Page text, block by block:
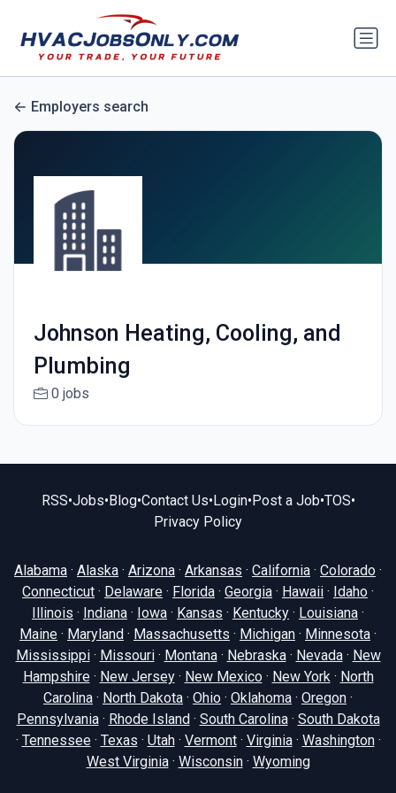
Employers search
Johnson Heating, Cooling, and
Plumbing
0 jobs
RSS•Jobs• Blog•Contact Us• Login• Post a Job•TOS•
Privacy Policy
Alabama · Alaska · Arizona · Arkansas · California · Colorado ·
Connecticut · Delaware · Florida · Georgia · Hawaii · Idaho ·
Illinois · Indiana · Iowa · Kansas · Kentucky · Louisiana ·
Maine · Maryland · Massachusetts · Michigan · Minnesota ·
Mississippi· Missouri· Montana· Nebraska· Nevada· New
Hampshire· New Jersey· New Mexico· New York · North
Carolina · North Dakota · Ohio · Oklahoma · Oregon ·
Pennsylvania· Rhode Island· South Carolina· South Dakota
· Tennessee· Texas · Utah· Vermont· Virginia· Washington·
West Virginia· Wisconsin· Wyoming